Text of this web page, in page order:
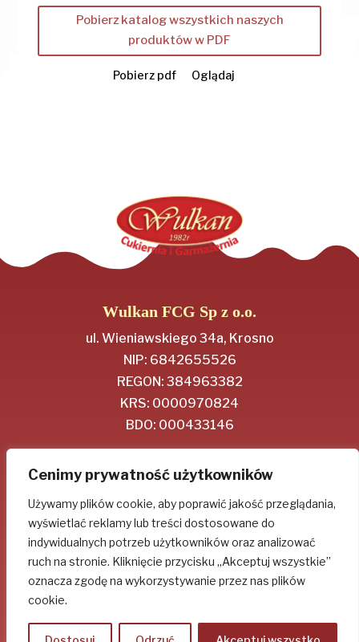
Cenimy prywatność użytkowników
Używamy plików cookie, aby poprawić jakość przeglądania,
wyświetlać reklamy lub treści dostosowane do
indywidualnych potrzeb użytkowników oraz analizować
ruch na stronie. Kliknięcie przycisku „Akceptuj wszystkie”
oznacza zgodę na wykorzystywanie przez nas plików
cookie.
Pobierz katalog wszystkich naszych
produktów w PDF
Pobierz pdf Oglądaj
Wulkan FCG Sp z o.o.
ul. Wieniawskiego 34a, Krosno
NIP: 6842655526
REGON: 384963382
KRS: 0000970824
BDO: 000433146
Regulamin
Socjal-media